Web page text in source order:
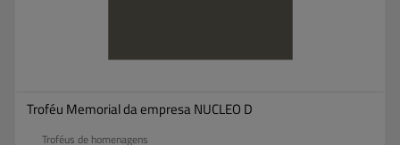
Troféu Memorial da empresa NUCLEO D
Troféus de homenagens